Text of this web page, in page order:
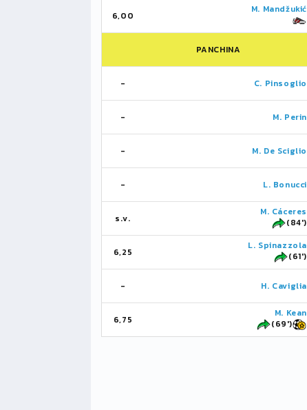
6,00
M. Mandžukić
PANCHINA
- C. Pinsoglio
- M. Perin
- M. De Sciglio
- L. Bonucci
s.v.
M. Cáceres
(84')
6,25
L. Spinazzola
(61')
- H. Caviglia
6,75
M. Kean
(69')